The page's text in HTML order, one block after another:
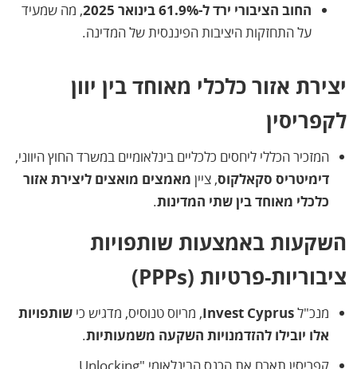
החוב הציבורי ירד ל-61.9% בינואר 2025
, מה שמעיד
על התחזקות היציבות הפיננסית של המדינה.
יצירת אזור כלכלי מאוחד בין יוון
לקפריסין
המזכיר הכללי ליחסים כלכליים בינלאומיים במשרד החוץ היווני,
דימיטריס סקאלקוס, ציין מאמצים מואצים ליצירת אזור
כלכלי מאוחד בין שתי המדינות.
השקעות באמצעות שותפויות
ציבוריות-פרטיות (PPPs)
מנכ"לInvest Cyprus, מריוס טנוסיס, מדגיש כישותפויות
אלו יובילו להזדמנויות השקעה משמעותיות.